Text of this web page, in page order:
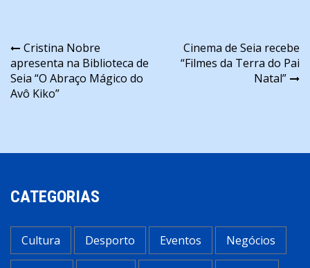
Navegação
de
artigos
Cristina Nobre
apresenta na Biblioteca de
Seia “O Abraço Mágico do
Avô Kiko”
Cinema de Seia recebe
“Filmes da Terra do Pai
Natal”
CATEGORIAS
Cultura Desporto Eventos Negócios